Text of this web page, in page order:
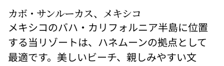
とつ
なが
りを
もた
らし
す。
カボ・サンルーカス、メキシコ
メキシコのバハ・カリフォルニア半島に位置
する当リゾートは、ハネムーンの拠点として
最適です。美しいビーチ、親しみやすい文